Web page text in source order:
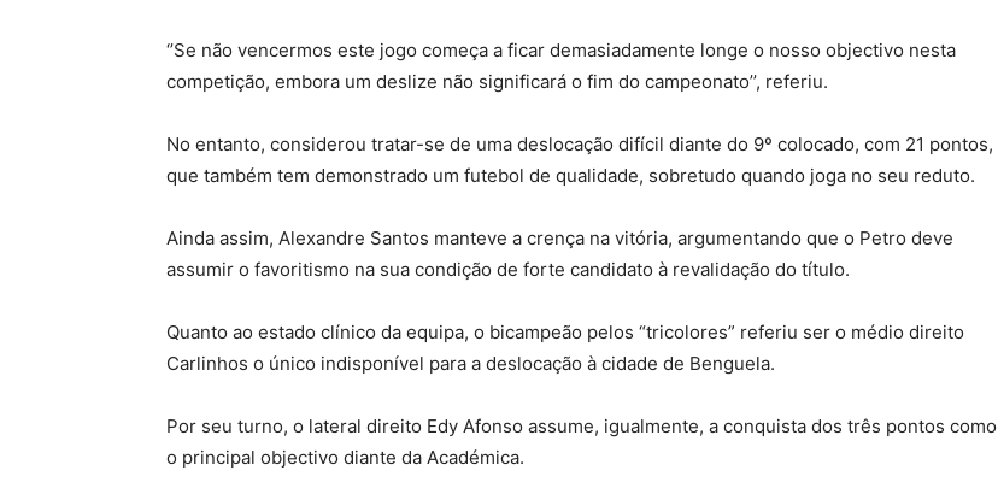
‘’Se não vencermos este jogo começa a ficar demasiadamente longe o nosso objectivo nesta
competição, embora um deslize não significará o fim do campeonato’’, referiu.
No entanto, considerou tratar-se de uma deslocação difícil diante do 9º colocado, com 21 pontos,
que também tem demonstrado um futebol de qualidade, sobretudo quando joga no seu reduto.
Ainda assim, Alexandre Santos manteve a crença na vitória, argumentando que o Petro deve
assumir o favoritismo na sua condição de forte candidato à revalidação do título.
Quanto ao estado clínico da equipa, o bicampeão pelos “tricolores” referiu ser o médio direito
Carlinhos o único indisponível para a deslocação à cidade de Benguela.
Por seu turno, o lateral direito Edy Afonso assume, igualmente, a conquista dos três pontos como
o principal objectivo diante da Académica.